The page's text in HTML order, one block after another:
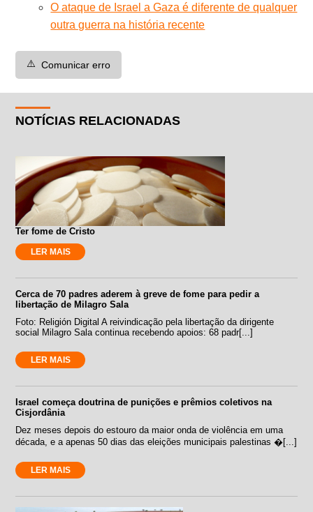
O ataque de Israel a Gaza é diferente de qualquer
outra guerra na história recente
⚠️ Comunicar erro
NOTÍCIAS RELACIONADAS
Ter fome de Cristo
LER MAIS
Cerca de 70 padres aderem à greve de fome para pedir a
libertação de Milagro Sala
Foto: Religión Digital A reivindicação pela libertação da dirigente
social Milagro Sala continua recebendo apoios: 68 padr[...]
LER MAIS
Israel começa doutrina de punições e prêmios coletivos na
Cisjordânia
Dez meses depois do estouro da maior onda de violência em uma
década, e a apenas 50 dias das eleições municipais palestinas �[...]
LER MAIS